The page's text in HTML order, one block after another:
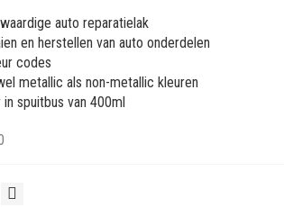
auto reparatielak
en herstellen van auto onderdelen
codes
metallic als non-metallic kleuren
spuitbus van 400ml